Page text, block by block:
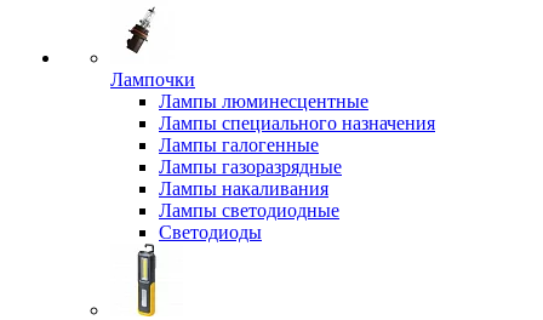
Лампочки
Лампы люминесцентные
Лампы специального назначения
Лампы галогенные
Лампы газоразрядные
Лампы накаливания
Лампы светодиодные
Светодиоды